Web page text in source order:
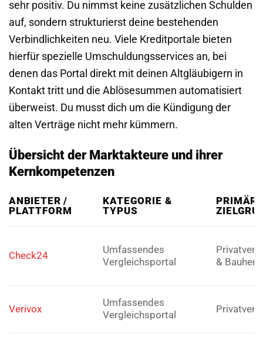
sehr positiv. Du nimmst keine zusätzlichen Schulden
auf, sondern strukturierst deine bestehenden
Verbindlichkeiten neu. Viele Kreditportale bieten
hierfür spezielle Umschuldungsservices an, bei
denen das Portal direkt mit deinen Altgläubigern in
Kontakt tritt und die Ablösesummen automatisiert
überweist. Du musst dich um die Kündigung der
alten Verträge nicht mehr kümmern.
Übersicht der Marktakteure und ihrer
Kernkompetenzen
ANBIETER /
PLATTFORM
KATEGORIE &
TYPUS
Check24
Umfassendes
Vergleichsportal
&
Verivox
Umfassendes
Vergleichsportal